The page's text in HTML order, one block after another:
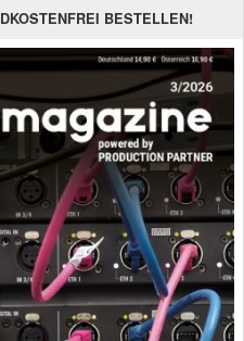
BESTELLEN!